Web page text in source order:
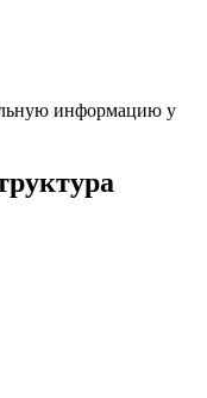
информацию у